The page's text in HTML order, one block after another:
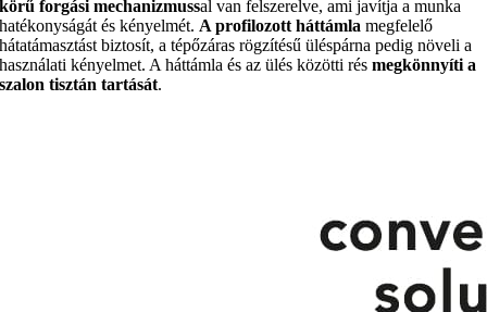
körű forgási mechanizmussal van felszerelve, ami javítja a munka
hatékonyságát és kényelmét.A profilozott háttámla megfelelő
hátatámasztást biztosít, a tépőzáras rögzítésű üléspárna pedig növeli a
használati kényelmet. A háttámla és az ülés közötti résmegkönnyíti a
szalon tisztán tartását.